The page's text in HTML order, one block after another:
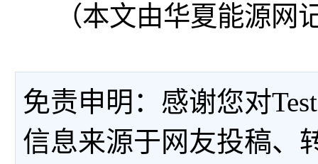
（本文由华夏能源网
免责申明：感谢您对
信息来源于网友投稿、